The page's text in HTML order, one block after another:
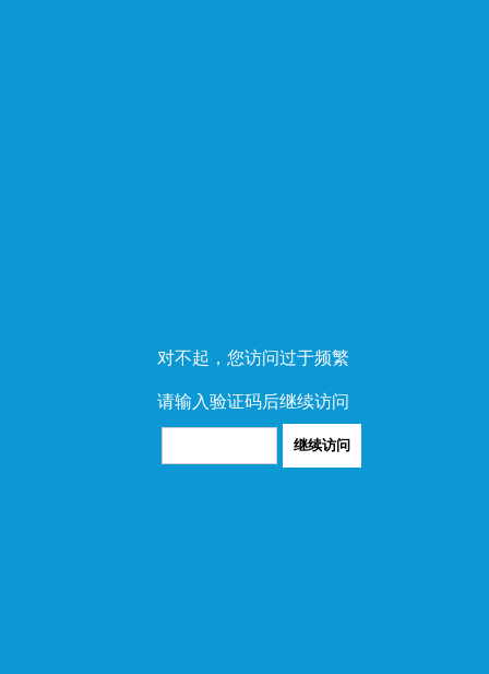
对不起，您访问过于频繁
请输入验证码后继续访问
继续访问